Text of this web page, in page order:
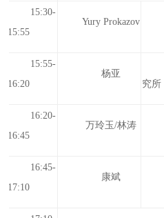
15:30-
15:55
Yury Prokazov
15:55-
16:20
杨亚
究所
16:20-
16:45
万玲玉/林涛
16:45-
17:10
康斌